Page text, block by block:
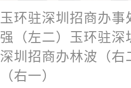
玉环驻深圳招商办事
强 （左二） 玉环驻深
深圳招商办林波（右
（右一）